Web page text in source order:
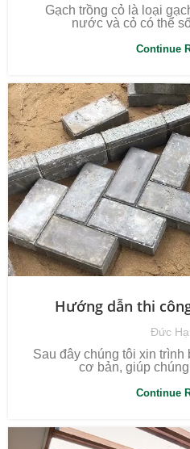
Gạch trồng cỏ là loại
nước và cỏ có thể
Continue
Hướng dẫn thi
Đức
Sau đây chúng tôi xin trình
cơ bản, giúp
Continue